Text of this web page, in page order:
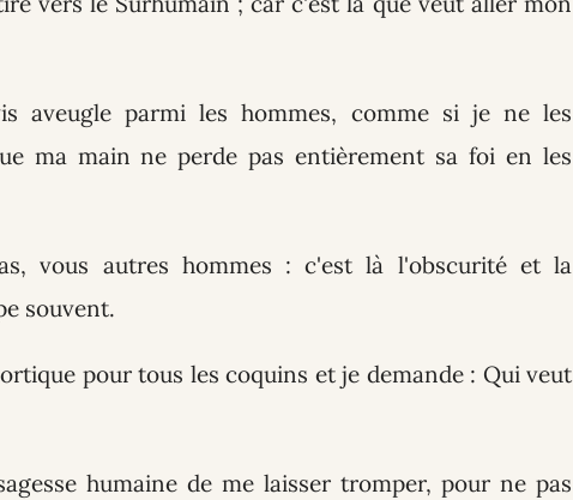
aveugle parmi les hommes, comme si je ne les
ma main ne perde pas entièrement sa foi en les
vous autres hommes : c'est là l'obscurité et la
souvent.
pour tous les coquins et je demande : Qui veut
humaine de me laisser tromper, pour ne pas